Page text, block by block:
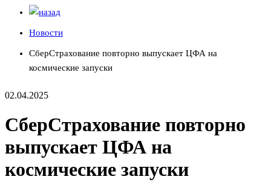
Новости
СберСтрахование повторно выпускает ЦФА на
космические запуски
02.04.2025
СберСтрахование повторно
выпускает ЦФА на
космические запуски